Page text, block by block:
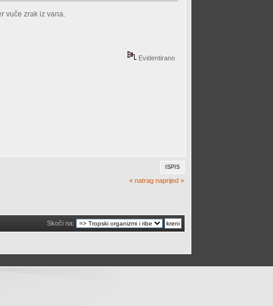
vuče zrak iz vana.
Evidentirano
ISPIS
« natrag naprijed »
Skoči na: